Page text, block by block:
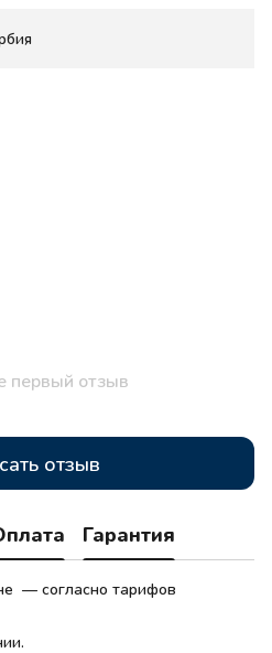
первый отзыв
отзыв
Гарантия
— согласно тарифов